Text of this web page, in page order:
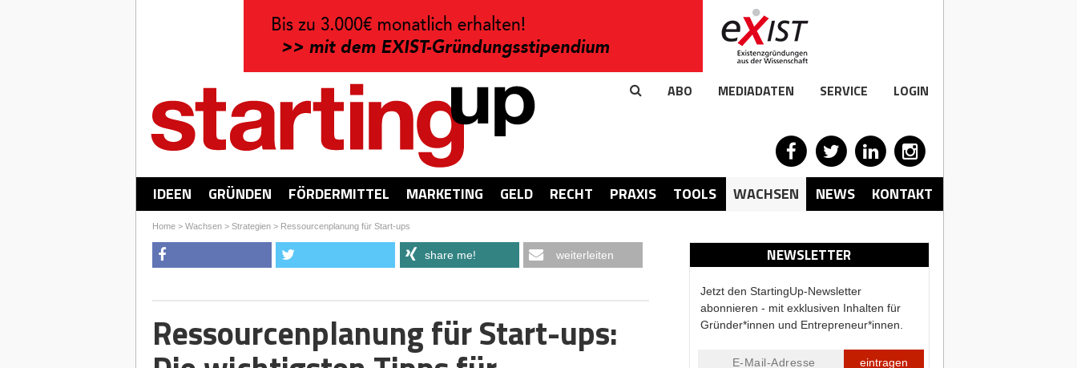
ABO MEDIADATEN SERVICE LOGIN
IDEEN GRÜNDEN FÖRDERMITTEL MARKETING GELD RECHT PRAXIS TOOLS WACHSEN NEWS KONTAKT
Home> Wachsen> Strategien> Ressourcenplanung für Start-ups
NEWSLETTER
Jetzt den StartingUp-Newsletter
abonnieren - mit exklusiven Inhalten für
Gründer*innen und Entrepreneur*innen.
eintragen
share me! weiterleiten
Ressourcenplanung für Start-ups: